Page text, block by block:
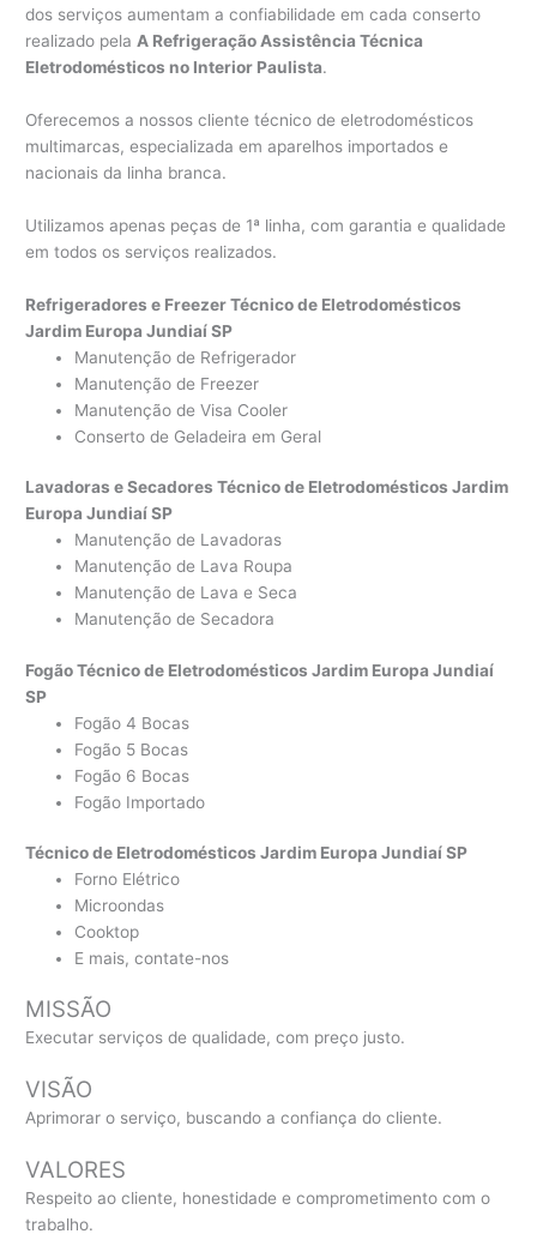
dos serviços aumentam a confiabilidade em cada conserto
realizado pela A Refrigeração Assistência Técnica
Eletrodomésticos no Interior Paulista.
Oferecemos a nossos cliente técnico de eletrodomésticos
multimarcas, especializada em aparelhos importados e
nacionais da linha branca.
Utilizamos apenas peças de 1ª linha, com garantia e qualidade
em todos os serviços realizados.
Refrigeradores e Freezer Técnico de Eletrodomésticos
Jardim Europa Jundiaí SP
Manutenção de Refrigerador
Manutenção de Freezer
Manutenção de Visa Cooler
Conserto de Geladeira em Geral
Lavadoras e Secadores Técnico de Eletrodomésticos Jardim
Europa Jundiaí SP
Manutenção de Lavadoras
Manutenção de Lava Roupa
Manutenção de Lava e Seca
Manutenção de Secadora
Fogão Técnico de Eletrodomésticos Jardim Europa Jundiaí
SP
Fogão 4 Bocas
Fogão 5 Bocas
Fogão 6 Bocas
Fogão Importado
Técnico de Eletrodomésticos Jardim Europa Jundiaí SP
Forno Elétrico
Microondas
Cooktop
E mais, contate-nos
MISSÃO
Executar serviços de qualidade, com preço justo.
VISÃO
Aprimorar o serviço, buscando a confiança do cliente.
VALORES
Respeito ao cliente, honestidade e comprometimento com o
trabalho.